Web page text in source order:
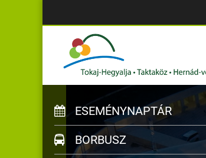
ESEMÉNYNAPTÁR
BORBUSZ